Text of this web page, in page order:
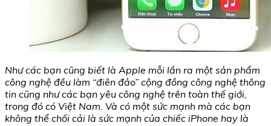
Như các bạn cũng biết là Apple mỗi lần ra một sản phẩm
công nghệ đều làm “điên đảo” cộng đồng công nghệ thông
tin cũng như các bạn yêu công nghệ trên toàn thế giới,
trong đó có Việt Nam. Và có một sức mạnh mà các bạn
không thể chối cải là sức mạnh của chiếc iPhone hay là